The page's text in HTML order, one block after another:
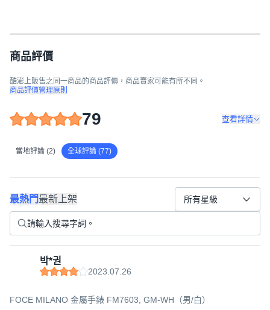
商品評價
酷澎上販售之同一商品的商品評價，商品賣家可能有所不同。
商品評價管理原則
79 查看詳情
當地評論 (2) 全球評論 (77)
最熱門最新上架 所有星級
박*권
2023.07.26
FOCE MILANO 金屬手錶 FM7603, GM-WH（男/白）